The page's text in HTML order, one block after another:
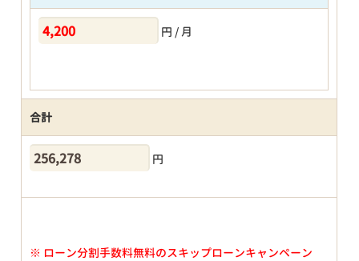
円 / 月
合計
円
※ ローン分割手数料無料のスキップローンキャンペーン